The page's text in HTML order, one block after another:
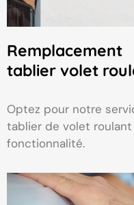
Remplacement
tablier volet
Optez pour notre
tablier de volet
fonctionnalité.